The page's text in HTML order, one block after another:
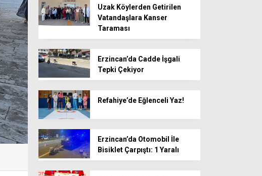
Uzak Köylerden Getirilen
Vatandaşlara Kanser
Taraması
Erzincan’da Cadde İşgali
Tepki Çekiyor
Refahiye’de Eğlenceli Yaz!
Erzincan’da Otomobil İle
Bisiklet Çarpıştı: 1 Yaralı